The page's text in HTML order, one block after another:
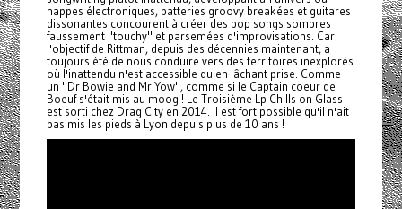
nappes électroniques, batteries groovy breakées et guitares
dissonantes concourent à créer des pop songs sombres
faussement "touchy" et parsemées d'improvisations. Car
l'objectif de Rittman, depuis des décennies maintenant, a
toujours été de nous conduire vers des territoires inexplorés
où l'inattendu n'est accessible qu'en lâchant prise. Comme
un "Dr Bowie and Mr Yow", comme si le Captain coeur de
Boeuf s'était mis au moog ! Le Troisième Lp Chills on Glass
est sorti chez Drag City en 2014. Il est fort possible qu'il n'ait
pas mis les pieds à Lyon depuis plus de 10 ans !